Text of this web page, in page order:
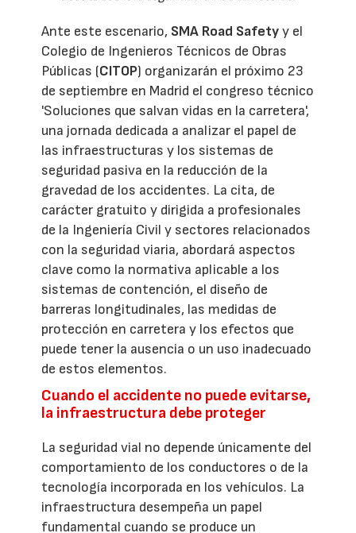
Ante este escenario, SMA Road Safetyy el
Colegio de Ingenieros Técnicos de Obras
Públicas (CITOP) organizarán el próximo 23
de septiembre en Madrid el congreso técnico
'Soluciones que salvan vidas en la carretera',
una jornada dedicada a analizar el papel de
las infraestructuras y los sistemas de
seguridad pasiva en la reducción de la
gravedad de los accidentes. La cita, de
carácter gratuito y dirigida a profesionales
de la Ingeniería Civil y sectores relacionados
con la seguridad viaria, abordará aspectos
clave como la normativa aplicable a los
sistemas de contención, el diseño de
barreras longitudinales, las medidas de
protección en carretera y los efectos que
puede tener la ausencia o un uso inadecuado
de estos elementos.
Cuando el accidente no puede evitarse,
la infraestructura debe proteger
La seguridad vial no depende únicamente del
comportamiento de los conductores o de la
tecnología incorporada en los vehículos. La
infraestructura desempeña un papel
fundamental cuando se produce un